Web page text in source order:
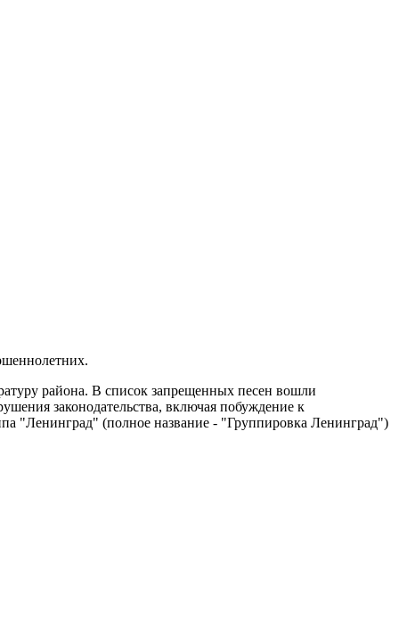
района. В список запрещенных песен вошли
законодательства, включая побуждение к
"Ленинград" (полное название - "Группировка Ленинград")